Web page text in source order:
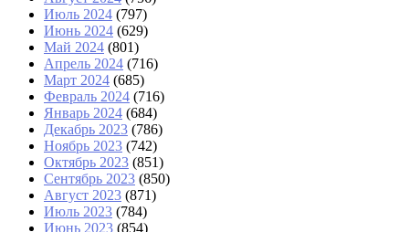
Июль 2024 (797)
Июнь 2024 (629)
Май 2024 (801)
Апрель 2024 (716)
Март 2024 (685)
Февраль 2024 (716)
Январь 2024 (684)
Декабрь 2023 (786)
Ноябрь 2023 (742)
Октябрь 2023 (851)
Сентябрь 2023 (850)
Август 2023 (871)
Июль 2023 (784)
Июнь 2023 (854)